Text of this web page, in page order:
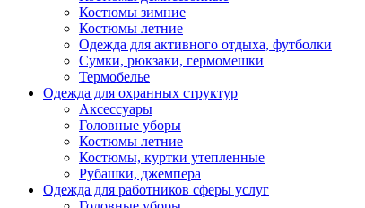
Костюмы зимние
Костюмы летние
Одежда для активного отдыха, футболки
Сумки, рюкзаки, гермомешки
Термобелье
Одежда для охранных структур
Аксессуары
Головные уборы
Костюмы летние
Костюмы, куртки утепленные
Рубашки, джемпера
Одежда для работников сферы услуг